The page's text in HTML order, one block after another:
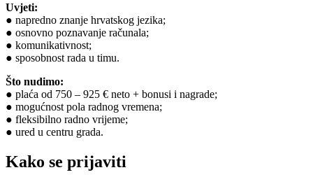
Uvjeti:
● napredno znanje hrvatskog jezika;
● osnovno poznavanje računala;
● komunikativnost;
● sposobnost rada u timu.
Što nudimo:
● plaća od 750 – 925 € neto + bonusi i nagrade;
● mogućnost pola radnog vremena;
● fleksibilno radno vrijeme;
● ured u centru grada.
Kako se prijaviti